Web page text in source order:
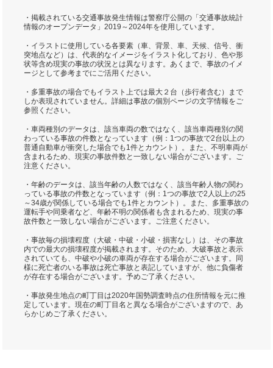
・掲載されている交通事故発生情報は警察庁公開の「交通事故統計
情報のオープンデータ」2019～2024年を使用しています。
・イラストに使用している各要素（車、背景、車、天候、信号、衝
突地点など）は、代表的なイメージをイラスト化しており、色や形
状等含め現実の事故の状況とは異なります。あくまで、事故のイメ
ージとして参考までにご活用ください。
・多重事故の場合でもイラスト上では最大２台（歩行者含む）まで
しか表現されていません。詳細は事故の個別ページの文字情報をご
参照ください。
・車両種別のデータは、該当車両の数ではなく、該当車両種別の関
わっている事故の件数となっています（例：1つの事故で2台以上の
普通自動車が衝突した場合でも1件とカウント）。また、不明車両が
含まれるため、現実の事故件数と一致しない場合がございます。ご
注意ください。
・年齢のデータは、該当年齢の人数ではなく、該当年齢人物の関わ
っている事故の件数となっています（例：1つの事故で2人以上の25
～34歳が関係している場合でも1件とカウント）。また、多重事故の
運転手や同乗者など、年齢不明の関係者も含まれるため、現実の事
故件数と一致しない場合がございます。ご注意ください。
・事故毎の損壊程度（大破・中破・小破・損害なし）は、その事故
内での最大の損壊程度が掲載されます。そのため、大破事故と表示
されていても、中破や小破の車両が存在する場合がございます。同
様に死亡者のいる事故は死亡事故と表記していますが、他に負傷者
が存在する場合がございます。予めご了承ください。
・事故発生地点の町丁目は2020年国勢調査時点の住所情報を元に推
定しています。現在の町丁目名と異なる場合がございますので、あ
らかじめご了承ください。